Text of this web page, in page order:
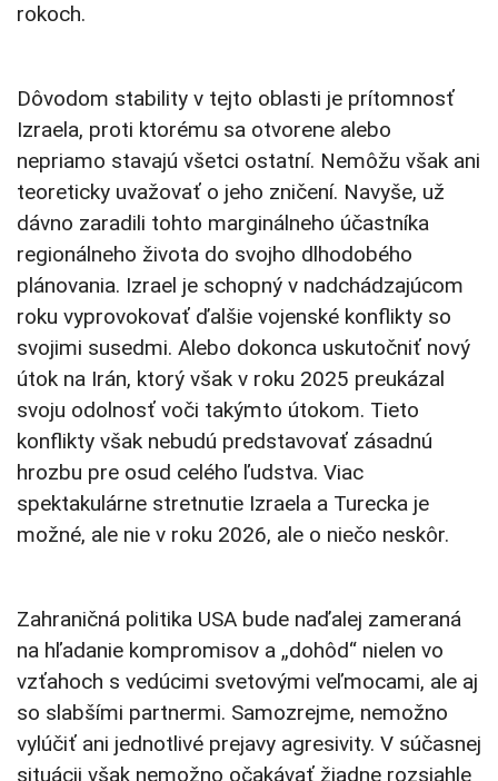
rokoch.
Dôvodom stability v tejto oblasti je prítomnosť
Izraela, proti ktorému sa otvorene alebo
nepriamo stavajú všetci ostatní. Nemôžu však ani
teoreticky uvažovať o jeho zničení. Navyše, už
dávno zaradili tohto marginálneho účastníka
regionálneho života do svojho dlhodobého
plánovania. Izrael je schopný v nadchádzajúcom
roku vyprovokovať ďalšie vojenské konflikty so
svojimi susedmi. Alebo dokonca uskutočniť nový
útok na Irán, ktorý však v roku 2025 preukázal
svoju odolnosť voči takýmto útokom. Tieto
konflikty však nebudú predstavovať zásadnú
hrozbu pre osud celého ľudstva. Viac
spektakulárne stretnutie Izraela a Turecka je
možné, ale nie v roku 2026, ale o niečo neskôr.
Zahraničná politika USA bude naďalej zameraná
na hľadanie kompromisov a „dohôd“ nielen vo
vzťahoch s vedúcimi svetovými veľmocami, ale aj
so slabšími partnermi. Samozrejme, nemožno
vylúčiť ani jednotlivé prejavy agresivity. V súčasnej
situácii však nemožno očakávať žiadne rozsiahle